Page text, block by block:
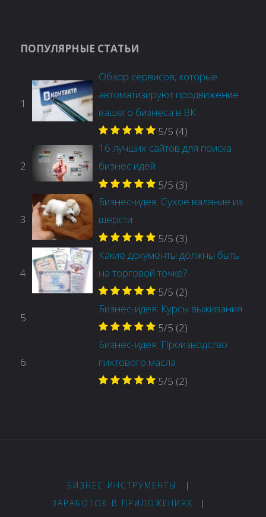
ПОПУЛЯРНЫЕ СТАТЬИ
1
Обзор сервисов, которые
автоматизируют продвижение
вашего бизнеса в ВК
5/5 (4)
2
16 лучших сайтов для поиска
бизнес идей
5/5 (3)
3
Бизнес-идея: Сухое валяние из
шерсти
5/5 (3)
4
Какие документы должны быть
на торговой точке?
5/5 (2)
5
Бизнес-идея: Курсы выживания
5/5 (2)
6
Бизнес-идея: Производство
пихтового масла
5/5 (2)
БИЗНЕС ИНСТРУМЕНТЫ
|
ЗАРАБОТОК В ПРИЛОЖЕНИЯХ
|